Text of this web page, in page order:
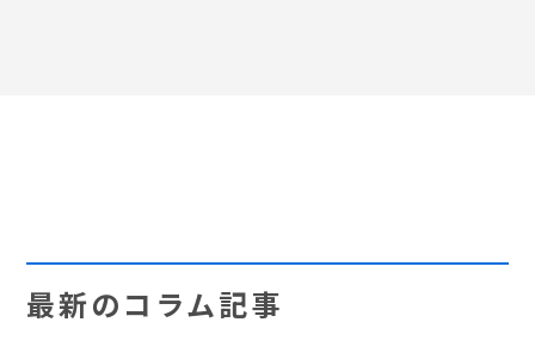
最新のコラム記事